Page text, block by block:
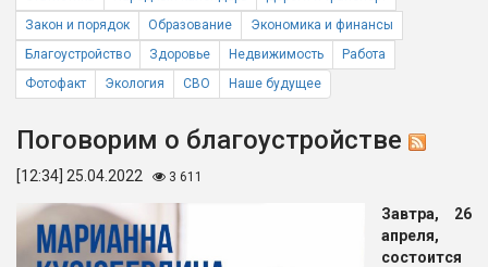
Закон и порядок
Образование
Экономика и финансы
Благоустройство
Здоровье Недвижимость
Работа
Фотофакт
Экология СВО Наше будущее
Поговорим о благоустройстве
[12:34] 25.04.2022 3 611
Завтра, 26
апреля,
состоится